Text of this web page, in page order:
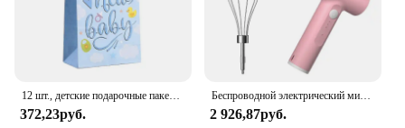
Features:
**Delightful Assortment for Every Occasion**
The Nabisco Sweet Treats Cookie Variety Pack is a
delightful assortment of Nabisco's most beloved
cookies, thoughtfully curated to bring joy to any
celebration. Whether you're planning a birthday
12 шт., детские подарочные пакеты с ручкой
372,23руб.
Беспроводной электрический миксер для яиц, 3 скорости, нержавеющая сталь
2 926,87руб.